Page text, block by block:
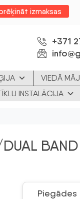
izmaksas
+371
VIEDĀ
INSTALĀCIJA
Piegādes